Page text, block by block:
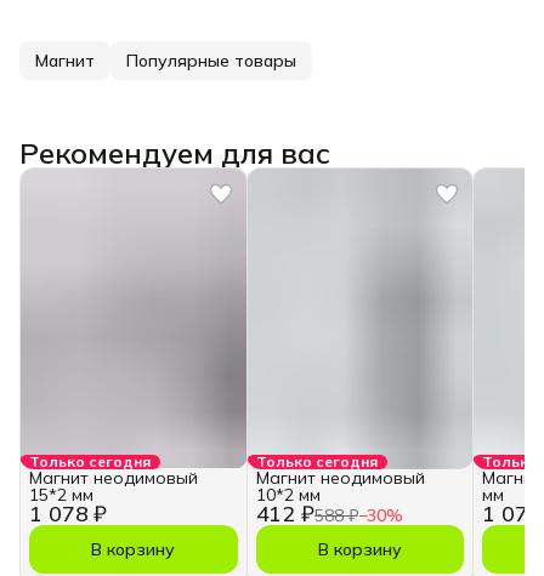
Магнит Популярные товары
Рекомендуем для вас
Только сегодня
1 078 ₽
Магнит неодимовый
15*2 мм
В корзину
Только сегодня
412 ₽588 ₽−30%
Магнит неодимовый
10*2 мм
В корзину
Только
1
мм